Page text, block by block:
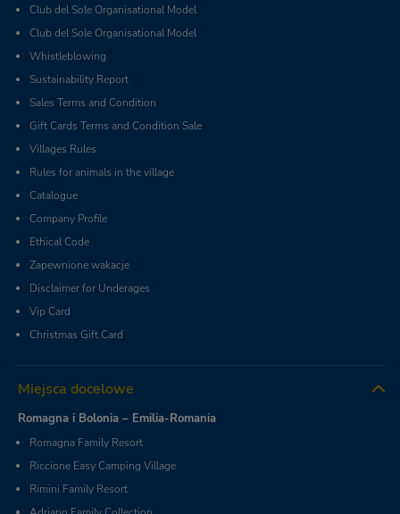
Club del Sole Organisational Model
Club del Sole Organisational Model
Whistleblowing
Sustainability Report
Sales Terms and Condition
Gift Cards Terms and Condition Sale
Villages Rules
Rules for animals in the village
Catalogue
Company Profile
Ethical Code
Zapewnione wakacje
Disclaimer for Underages
Vip Card
Christmas Gift Card
Miejsca docelowe
Romagna i Bolonia – Emilia-Romania
Romagna Family Resort
Riccione Easy Camping Village
Rimini Family Resort